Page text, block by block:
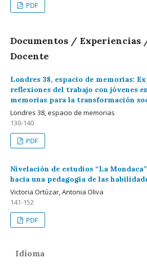
PDF
Documentos /
Docente
Londres 38, espacio de memorias:
reflexiones del trabajo con jóvenes
memorias para la transformación
Londres 38, espacio de memorias
130-140
PDF
Nivelación de estudios “La
hacia una pedagogía de las
Victoria Ortúzar, Antonia Oliva
141-152
PDF
Idioma